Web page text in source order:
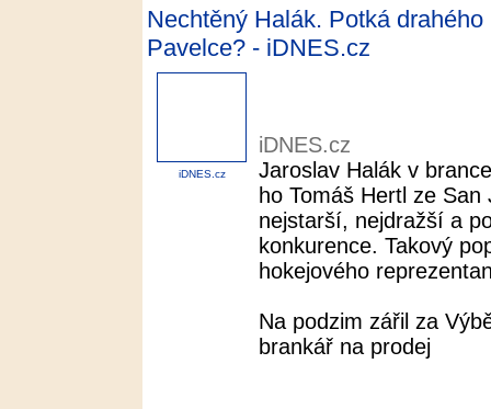
Nechtěný Halák. Potká
Pavelce? - iDNES.cz
iDNES.cz
iDNES.cz
Jaroslav Halák v
ho Tomáš Hertl ze
nejstarší, nejdražší a
konkurence. Takový
hokejového
Na podzim zářil za
brankář na prodej